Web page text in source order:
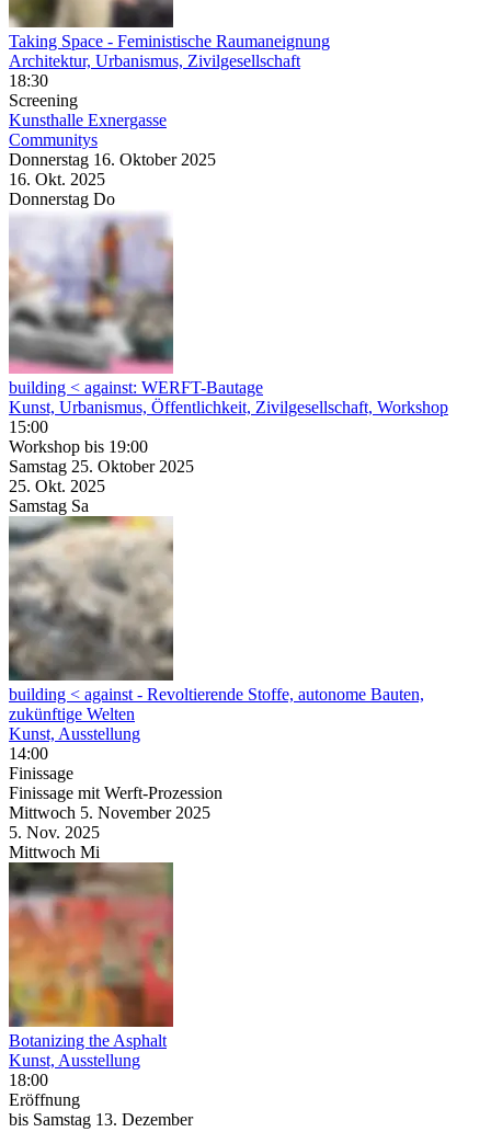
Taking Space - Feministische Raumaneignung
Architektur, Urbanismus, Zivilgesellschaft
18:30
Screening
Kunsthalle Exnergasse
Communitys
Donnerstag 16. Oktober 2025
16. Okt. 2025
Donnerstag Do
building < against: WERFT-Bautage
Kunst, Urbanismus, Öffentlichkeit, Zivilgesellschaft, Workshop
15:00
Workshop bis 19:00
Samstag 25. Oktober 2025
25. Okt. 2025
Samstag Sa
building < against - Revoltierende Stoffe, autonome Bauten,
zukünftige Welten
Kunst, Ausstellung
14:00
Finissage
Finissage mit Werft-Prozession
Mittwoch 5. November 2025
5. Nov. 2025
Mittwoch Mi
Botanizing the Asphalt
Kunst, Ausstellung
18:00
Eröffnung
bis Samstag 13. Dezember